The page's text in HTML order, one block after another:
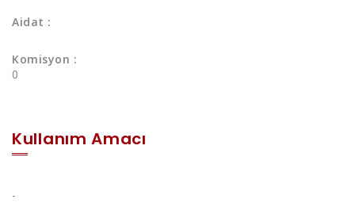
Aidat :
Komisyon :
0
Kullanım Amacı
-